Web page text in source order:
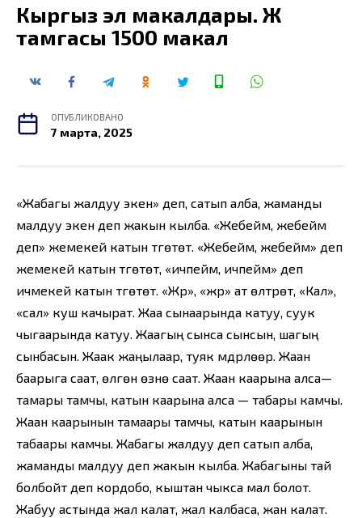
Кыргыз эл макалдары. Ж
тамгасы 1500 макал
ОПУБЛИКОВАНО
7 марта, 2025
«Жабагы жалдуу экен» деп, сатып алба, жаманды
малдуу экен деп жакын кылба. «Жебейм, жебейм
деп» жемекей катын түгөтөт. «Жебейм, жебейм» деп
жемекей катын түгөтөт, «ичпейм, ичпейм» деп
ичмекей катын түгөтөт. «Жүр», «жүр» ат өлтүрөт, «Кал»,
«сал» куш качырат. Жаа сынаарында катуу, суук
чыгаарында катуу. Жаагың сынса сынсын, шагың
сынбасын. Жаак жаңылаар, туяк мүдүрүлөөр. Жаан
баарыга саат, өлгөн өзүнө саат. Жаан каарына алса—
тамары тамчы, катын каарына алса — табары камчы.
Жаан каарынын тамаары тамчы, катын каарынын
табаары камчы. Жабагы жалдуу деп сатып алба,
жаманды малдуу деп жакын кылба. Жабагыны тай
болбойт деп кордобо, кыштан чыкса мал болот.
Жабуу астында жал калат, жал калбаса, жан калат.